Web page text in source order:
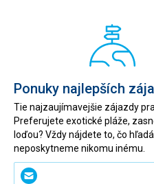
Ponuky najlepších
Tie najzaujímavejšie zájazdy
Preferujete exotické pláže,
loďou? Vždy nájdete to, čo
neposkytneme nikomu inému.
Zadajte